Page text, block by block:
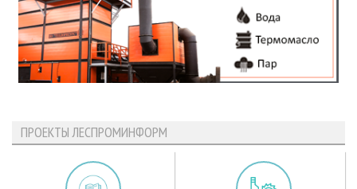
ПРОЕКТЫ ЛЕСПРОМИНФОРМ